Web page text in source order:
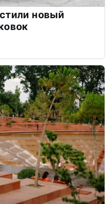
новый